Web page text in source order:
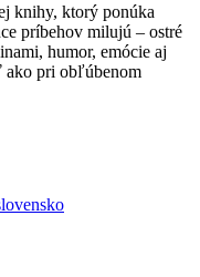
knihy, ktorý ponúka
príbehov milujú – ostré
humor, emócie aj
ako pri obľúbenom